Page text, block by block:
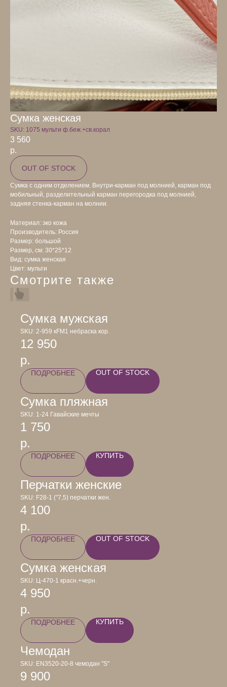
Сумка женская
SKU: 1075 мульти ф.беж.+св.корал
3 560
р.
OUT OF STOCK
Сумка с одним отделением. Внутри-карман под молнией, карман под
мобильный, разделительный карман перегородка под молнией,
задняя стенка-карман на молнии.
Материал: эко кожа
Производитель: Россия
Размер: большой
Размер, см: 30*25*12
Вид: сумка женская
Цвет: мульти
Смотрите также
Сумка мужская
SKU: 2-959 кFM1 небраска кор.
12 950
р.
ПОДРОБНЕЕ OUT OF STOCK
Сумка пляжная
SKU: 1-24 Гавайские мечты
1 750
р.
ПОДРОБНЕЕ КУПИТЬ
Перчатки женские
SKU: F28-1 ("7,5) перчатки жен.
4 100
р.
ПОДРОБНЕЕ OUT OF STOCK
Сумка женская
SKU: Ц-470-1 красн.+черн.
4 950
р.
ПОДРОБНЕЕ КУПИТЬ
Чемодан
SKU: EN3520-20-8 чемодан "S"
9 900